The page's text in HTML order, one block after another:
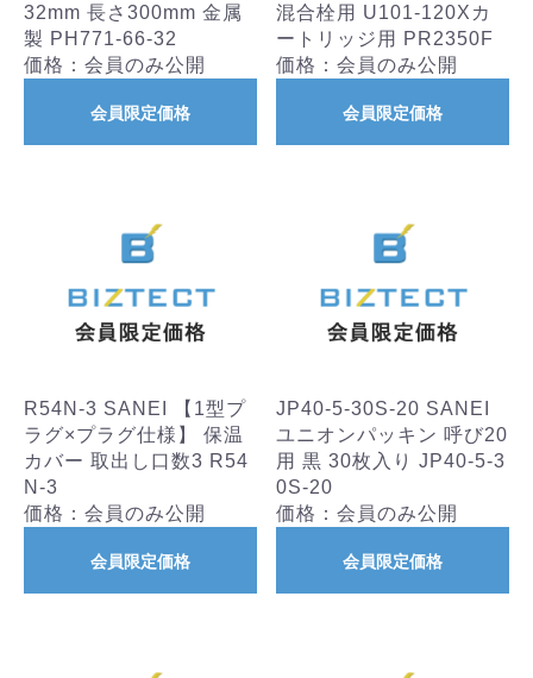
32mm 長さ300mm 金属
製 PH771-66-32
価格：会員のみ公開
会員限定価格
混合栓用 U101-120Xカ
ートリッジ用 PR2350F
価格：会員のみ公開
会員限定価格
R54N-3 SANEI 【1型プ
ラグ×プラグ仕様】 保温
カバー 取出し口数3 R54
N-3
価格：会員のみ公開
会員限定価格
JP40-5-30S-20 SANEI
ユニオンパッキン 呼び20
用 黒 30枚入り JP40-5-3
0S-20
価格：会員のみ公開
会員限定価格